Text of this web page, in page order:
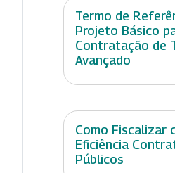
Termo de
Projeto Básico
Contratação de
Avançado
Como Fiscalizar
Eficiência
Públicos